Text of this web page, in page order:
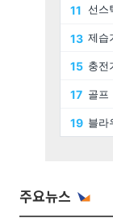
주요뉴스